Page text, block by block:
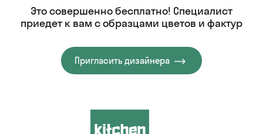
Это совершенно бесплатно! Специалист
приедет к вам с образцами цветов и фактур
Пригласить дизайнера